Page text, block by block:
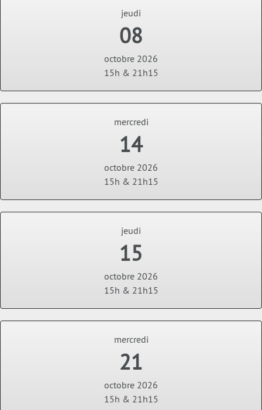
jeudi
08
octobre 2026
15h & 21h15
mercredi
14
octobre 2026
15h & 21h15
jeudi
15
octobre 2026
15h & 21h15
mercredi
21
octobre 2026
15h & 21h15